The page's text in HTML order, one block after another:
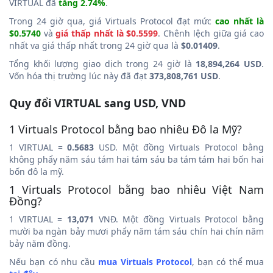
VIRTUAL đã tăng 2.74%.
Trong 24 giờ qua, giá Virtuals Protocol đạt mức cao nhất là
$0.5740 vàgiá thấp nhất là $0.5599. Chênh lệch giữa giá cao
nhất va giá thấp nhất trong 24 giờ qua là $0.01409.
Tổng khối lượng giao dịch trong 24 giờ là 18,894,264 USD.
Vốn hóa thị trường lúc này đã đạt 373,808,761 USD.
Quy đổi VIRTUAL sang USD, VND
1 Virtuals Protocol bằng bao nhiêu Đô la Mỹ?
1 VIRTUAL =0.5683 USD. Một đồng Virtuals Protocol bằng
không phẩy năm sáu tám hai tám sáu ba tám tám hai bốn hai
bốn đô la mỹ.
1 Virtuals Protocol bằng bao nhiêu Việt Nam
Đồng?
1 VIRTUAL = 13,071 VNĐ. Một đồng Virtuals Protocol bằng
mười ba ngàn bảy mươi phẩy năm tám sáu chín hai chín năm
bảy năm đồng.
Nếu bạn có nhu cầu mua Virtuals Protocol, bạn có thể mua